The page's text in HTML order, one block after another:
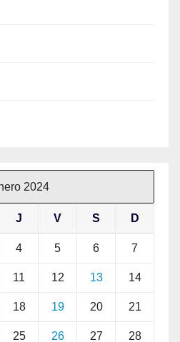
2024
J V S D
4 5 6 7
11 12 13 14
18 19 20 21
25 26 27 28